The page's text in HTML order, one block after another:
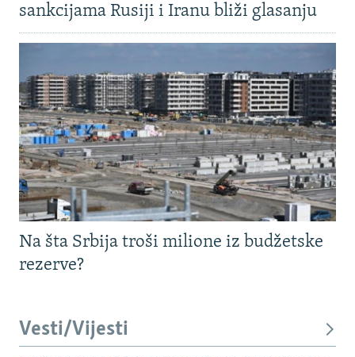
sankcijama Rusiji i Iranu bliži glasanju
Na šta Srbija troši milione iz budžetske
rezerve?
Vesti/Vijesti